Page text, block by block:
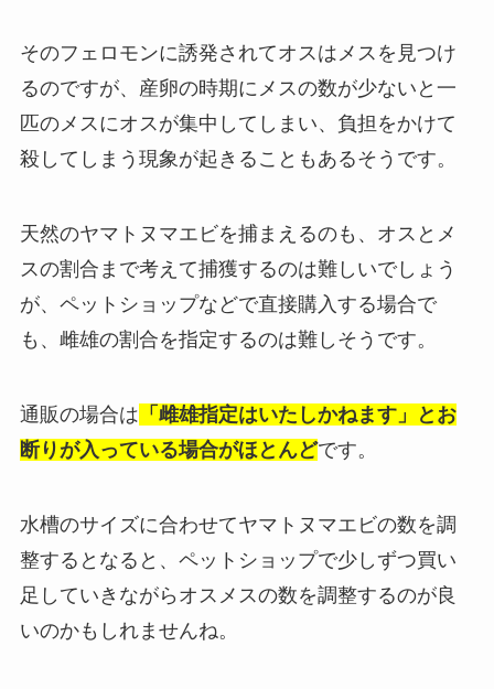
そのフェロモンに誘発されてオスはメスを見つけ
るのですが、産卵の時期にメスの数が少ないと一
匹のメスにオスが集中してしまい、負担をかけて
殺してしまう現象が起きることもあるそうです。
天然のヤマトヌマエビを捕まえるのも、オスとメ
スの割合まで考えて捕獲するのは難しいでしょう
が、ペットショップなどで直接購入する場合で
も、雌雄の割合を指定するのは難しそうです。
通販の場合は 「雌雄指定はいたしかねます」とお
断りが入っている場合がほとんどです。
水槽のサイズに合わせてヤマトヌマエビの数を調
整するとなると、ペットショップで少しずつ買い
足していきながらオスメスの数を調整するのが良
いのかもしれませんね。